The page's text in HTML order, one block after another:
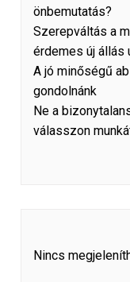
önbemutatás?
Szerepváltás a
érdemes új állás
A jó minőségű
gondolnánk
Ne a
válasszon
Nincs